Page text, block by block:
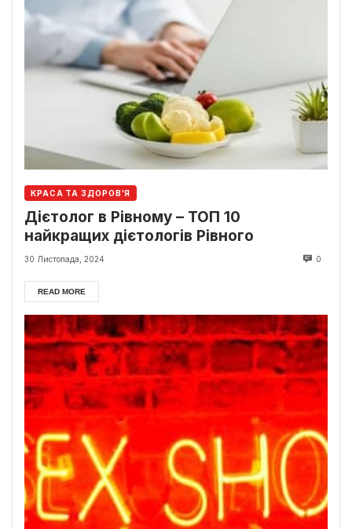
КРАСА ТА ЗДОРОВ'Я
Дієтолог в Рівному – ТОП 10
найкращих дієтологів Рівного
30 Листопада, 2024 0
READ MORE